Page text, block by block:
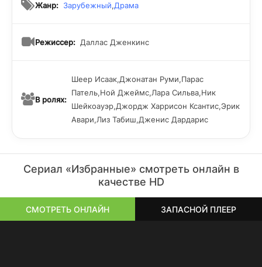
Жанр: Зарубежный,Драма
Режиссер: Даллас Дженкинс
В ролях:
Шеер Исаак,Джонатан Руми,Парас
Патель,Ной Джеймс,Лара Сильва,Ник
Шейкоауэр,Джордж Харрисон Ксантис,Эрик
Авари,Лиз Табиш,Дженис Дардарис
Сериал «Избранные» смотреть онлайн в
качестве HD
СМОТРЕТЬ ОНЛАЙН ЗАПАСНОЙ ПЛЕЕР